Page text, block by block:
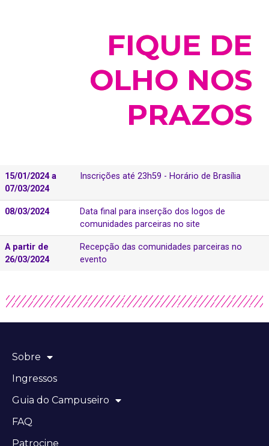
FIQUE DE
OLHO NOS
PRAZOS
15/01/2024 a
07/03/2024
Inscrições até 23h59 - Horário de Brasília
08/03/2024
Data final para inserção dos logos de
comunidades parceiras no site
A partir de
26/03/2024
Recepção das comunidades parceiras no
evento
Sobre
Ingressos
Guia do Campuseiro
FAQ
Patrocine